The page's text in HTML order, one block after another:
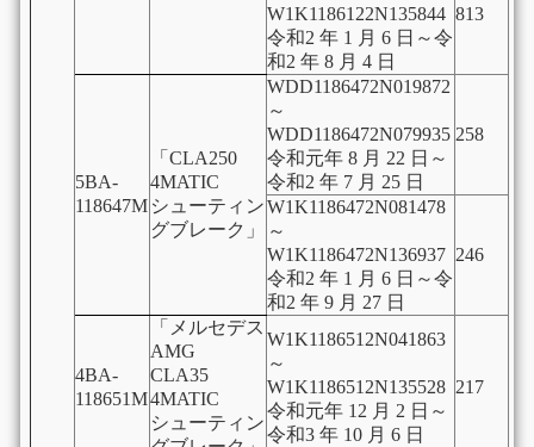
W1K1186122N135844
令和2 年 1 月 6 日～令
和2 年 8 月 4 日
813
5BA-
118647M
「CLA250
4MATIC
シューティン
グブレーク」
WDD1186472N019872
～
WDD1186472N079935
令和元年 8 月 22 日～
令和2 年 7 月 25 日
258
W1K1186472N081478
～
W1K1186472N136937
令和2 年 1 月 6 日～令
和2 年 9 月 27 日
246
4BA-
118651M
「メルセデス
AMG
CLA35
4MATIC
シューティン
W1K1186512N041863
～
W1K1186512N135528
令和元年 12 月 2 日～
令和3 年 10 月 6 日
217